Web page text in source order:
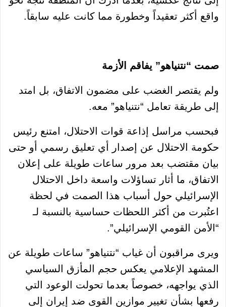
واقع أكثر تعقيداً وخطورة مما كانت عليه سابقاً.
صمت “نتنياهو” يفاقم الأزمة
ولم يقتصر الغضب على مضمون الاتفاق، بل امتد
إلى طريقة تعامل “نتنياهو” معه.
فبحسب مراسل إذاعة قوات الاحتلال، امتنع رئيس
حكومة الاحتلال عن إصدار أي تعليق رسمي أو حتى
بيان مقتضب بعد مرور ساعات طويلة على إعلان
الاتفاق، ما أثار تساؤلات واسعة داخل الاحتلال
الإسرائيلي حول أسباب هذا الصمت في لحظة
اعتُبرت من أكثر اللحظات حساسية بالنسبة لـ
“الأمن القومي الإسرائيلي”.
ويرى مراقبون أن غياب “نتنياهو” ساعات طويلة عن
المشهد الإعلامي يعكس حجم المأزق السياسي
الذي يواجهه، خصوصاً بعدما تحولت الوعود التي
رفعها بشأن تغيير موازين القوى ضد إيران إلى